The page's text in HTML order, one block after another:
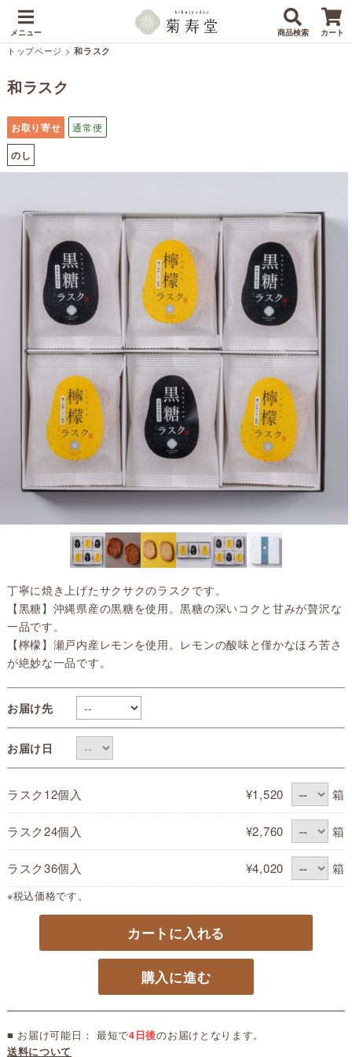
メニュー 商品検索 カート
トップページ >和ラスク
和ラスク
お取り寄せ 通常便
のし
丁寧に焼き上げたサクサクのラスクです。
【黒糖】沖縄県産の黒糖を使用。黒糖の深いコクと甘みが贅沢な
一品です。
【檸檬】瀬戸内産レモンを使用。レモンの酸味と僅かなほろ苦さ
が絶妙な一品です。
お届け先
お届け日
ラスク12個入 ¥1,520 箱
ラスク24個入 ¥2,760 箱
ラスク36個入 ¥4,020 箱
※税込価格です。
カートに入れる
購入に進む
■ お届け可能日： 最短で4日後のお届けとなります。
送料について